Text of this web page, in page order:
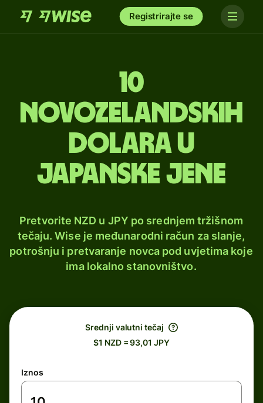
Registrirajte se
10
novozelandskih
dolara u
japanske jene
Pretvorite NZD u JPY po srednjem tržišnom
tečaju. Wise je međunarodni račun za slanje,
potrošnju i pretvaranje novca pod uvjetima koje
ima lokalno stanovništvo.
Srednji valutni tečaj
$1 NZD = 93,01 JPY
Iznos